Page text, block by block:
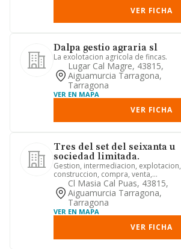
VER FICHA
Dalpa gestio agraria sl
La exolotacion agricola de fincas.
Lugar Cal Magre, 43815,
Aiguamurcia Tarragona,
Tarragona
VER EN MAPA
VER FICHA
Tres del set del seixanta u
sociedad limitada.
Gestion, intermediacion, explotacion,
construccion, compra, venta,
administracion en general, y arr...
Cl Masia Cal Puas, 43815,
Aiguamurcia Tarragona,
Tarragona
VER EN MAPA
VER FICHA